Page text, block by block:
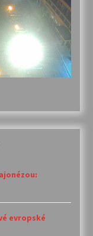
evropské